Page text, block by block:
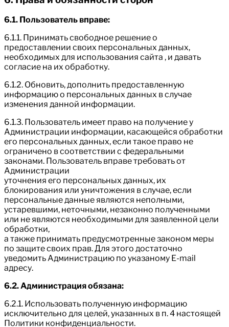
6.1. Пользователь вправе:
6.1.1. Принимать свободное решение о
предоставлении своих персональных данных,
необходимых для использования сайта , и давать
согласие на их обработку.
6.1.2. Обновить, дополнить предоставленную
информацию о персональных данных в случае
изменения данной информации.
6.1.3. Пользователь имеет право на получение у
Администрации информации, касающейся обработки
его персональных данных, если такое право не
ограничено в соответствии с федеральными
законами. Пользователь вправе требовать от
Администрации
уточнения его персональных данных, их
блокирования или уничтожения в случае, если
персональные данные являются неполными,
устаревшими, неточными, незаконно полученными
или не являются необходимыми для заявленной цели
обработки,
а также принимать предусмотренные законом меры
по защите своих прав. Для этого достаточно
уведомить Администрацию по указаному E-mail
адресу.
6.2. Администрация обязана:
6.2.1. Использовать полученную информацию
исключительно для целей, указанных в п. 4 настоящей
Политики конфиденциальности.